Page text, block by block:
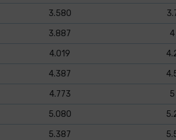
3.580
3.887
4
4.019
4.387
4.773
5
5.080
5.387